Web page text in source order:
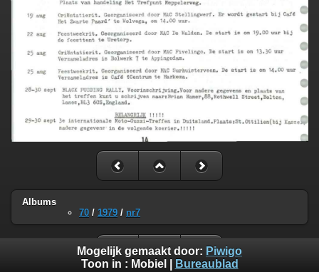
Albums
70 / 1979 / nr7
Mogelijk gemaakt door: Piwigo
Toon in : Mobiel Bureaublad